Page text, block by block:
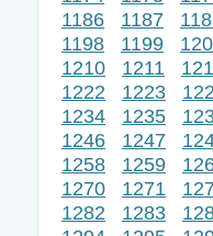
1186
1187
1198
1199
1210
1211
1222
1223
1234
1235
1246
1247
1258
1259
1270
1271
1282
1283